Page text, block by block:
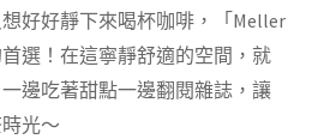
好好靜下來喝杯咖啡，「Meller
選！在這寧靜舒適的空間，就
邊吃著甜點一邊翻閱雜誌，讓
光～